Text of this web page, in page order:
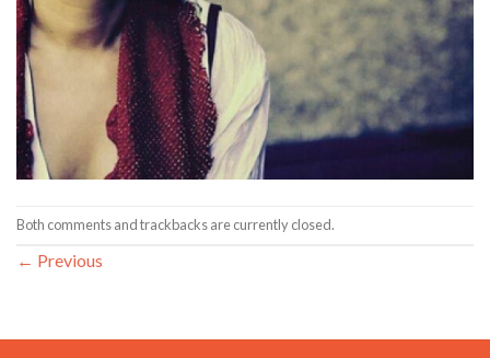
Both comments and trackbacks are currently closed.
← Previous